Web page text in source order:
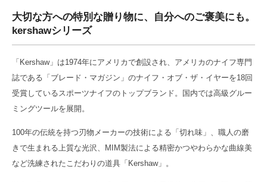
大切な方への特別な贈り物に、自分へのご褒美にも。
kershawシリーズ
「Kershaw」は1974年にアメリカで創設され、アメリカのナイフ専門
誌である「ブレード・マガジン」のナイフ・オブ・ザ・イヤーを18回
受賞しているスポーツナイフのトップブランド。国内では高級グルー
ミングツールを展開。
100年の伝統を持つ刃物メーカーの技術による「切れ味」、職人の磨
きで生まれる上質な光沢、MIM製法による精密かつやわらかな曲線美
など洗練されたこだわりの道具「Kershaw」。